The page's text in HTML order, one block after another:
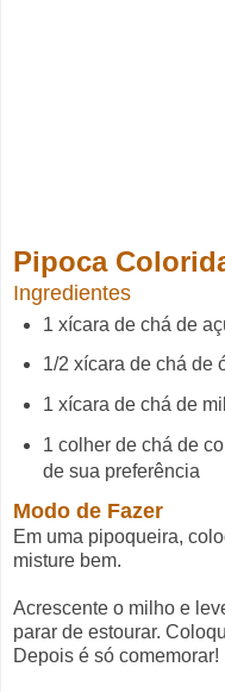
Pipoca
Ingredientes
1 xícara de chá de
1/2 xícara de chá de
1 xícara de chá de
1 colher de chá de
de sua preferência
Modo de Fazer
Em uma pipoqueira,
misture bem.
Acrescente o milho e
parar de estourar.
Depois é só comemorar!